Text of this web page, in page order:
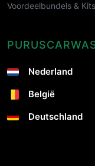
Voordeelbundels & Kits
Nederland
België
Deutschland